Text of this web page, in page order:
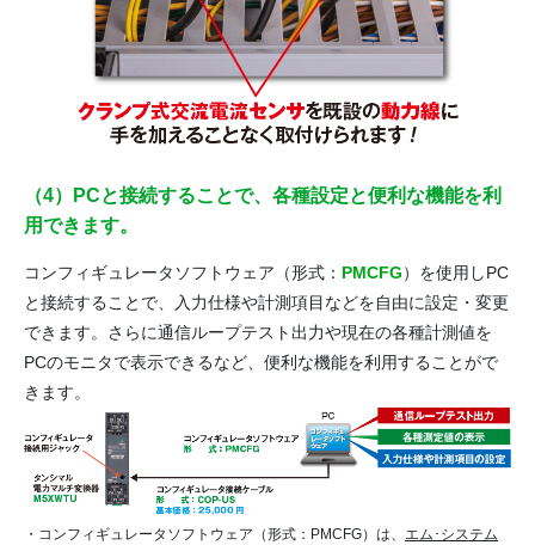
（4）PCと接続することで、各種設定と便利な機能を利
用できます。
コンフィギュレータソフトウェア（形式： PMCFG）を使用しPC
と接続することで、入力仕様や計測項目などを自由に設定・変更
できます。さらに通信ループテスト出力や現在の各種計測値を
PCのモニタで表示できるなど、便利な機能を利用することがで
きます。
・コンフィギュレータソフトウェア（形式：PMCFG）は、 エム･システム